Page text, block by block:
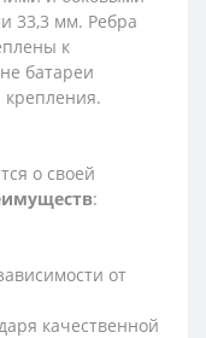
33,3 мм. Ребра
к
батареи
крепления.
о своей
:
от
качественной